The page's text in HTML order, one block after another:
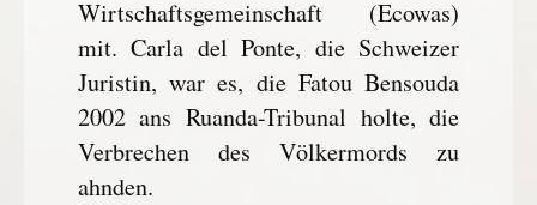
Wirtschaftsgemeinschaft (Ecowas)
mit. Carla del Ponte, die Schweizer
Juristin, war es, die Fatou Bensouda
2002 ans Ruanda-Tribunal holte, die
Verbrechen des Völkermords zu
ahnden.